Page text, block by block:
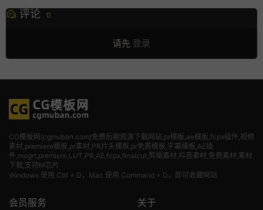
评论 0
请先 登录
CG模板网(cgmuban.com)免费后期资源下载网站,pr模板,ae模板,fcpx插件,视频
素材 ,premiere模板,pr素材,PR片头模板,pr免费模板,字幕模板,AE插
件,mogrt,premiere,LUT,PR,AE,fcpx,finalcut,剪辑素材,抖音素材,免费素材,素材
下载,支持M芯片
Windows 使用 Ctrl + D，Mac 使用 Command + D，即可收藏网站
会员服务 关于